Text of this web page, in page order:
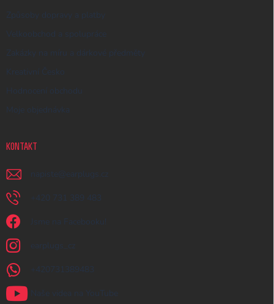
Způsoby dopravy a platby
Velkoobchod a spolupráce
Zakázky na míru a dárkové předměty
Kreativní Česko
Hodnocení obchodu
Moje objednávka
KONTAKT
napiste @ earplugs.cz
+420 731 389 483
Jsme na Facebooku!
earplugs_cz
+420731389483
Naše videa na YouTube